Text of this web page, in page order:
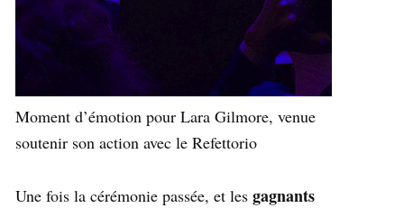
Moment d’émotion pour Lara Gilmore, venue
soutenir son action avec le Refettorio
Une fois la cérémonie passée, et les gagnants